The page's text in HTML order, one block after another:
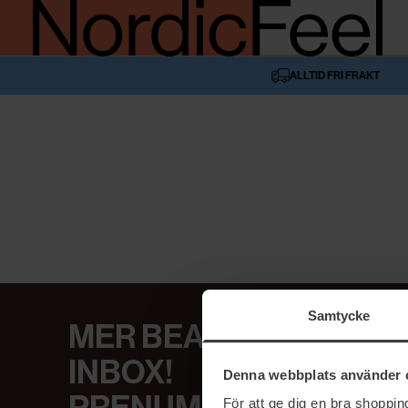
Samtycke
Denna webbplats använder
För att ge dig en bra
ALLTID FRI FRAKT
MER BEAUTY I DIN
INBOX!